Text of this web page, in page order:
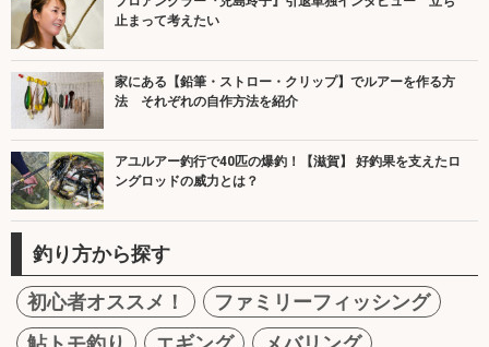
止まって考えたい
家にある【鉛筆・ストロー・クリップ】でルアーを作る方
法 それぞれの自作方法を紹介
アユルアー釣行で40匹の爆釣！【滋賀】 好釣果を支えたロ
ングロッドの威力とは？
釣り方から探す
初心者オススメ！
ファミリーフィッシング